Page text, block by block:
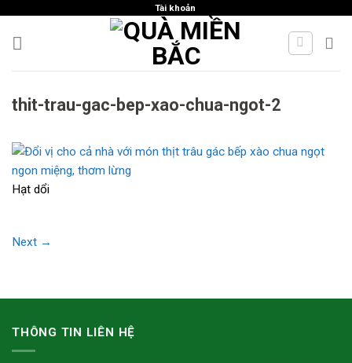
content
Tài khoản
thit-trau-gac-bep-xao-chua-ngot-2
Hạt dổi
Next →
THÔNG TIN LIÊN HỆ